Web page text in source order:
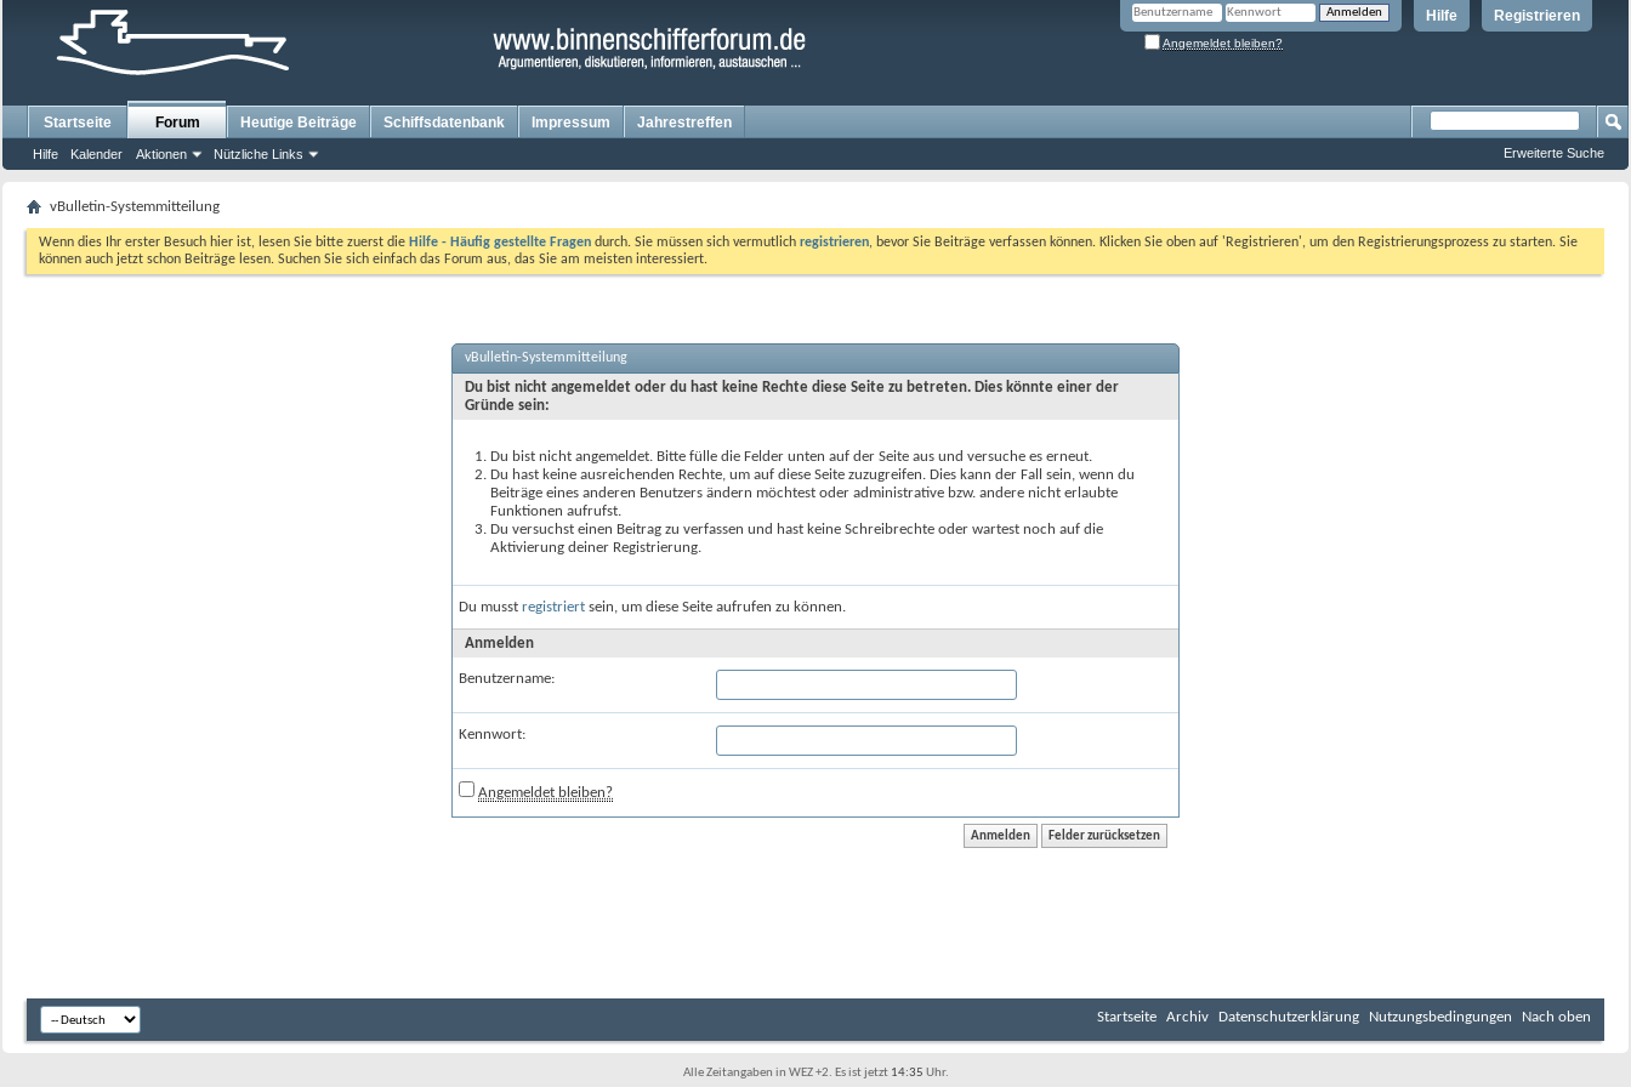
Registrieren
Hilfe
Angemeldet bleiben?
Startseite Forum
Hilfe Kalender Aktionen Nützliche Links
Heutige Beiträge Schiffsdatenbank Impressum Jahrestreffen
Erweiterte Suche
vBulletin-Systemmitteilung
Wenn dies Ihr erster Besuch hier ist, lesen Sie bitte zuerst die Hilfe - Häufig gestellte Fragen durch. Sie müssen sich vermutlich registrieren, bevor Sie Beiträge verfassen können. Klicken Sie oben auf 'Registrieren', um den Registrierungsprozess zu starten. Sie
können auch jetzt schon Beiträge lesen. Suchen Sie sich einfach das Forum aus, das Sie am meisten interessiert.
vBulletin-Systemmitteilung
Du bist nicht angemeldet oder du hast keine Rechte diese Seite zu betreten. Dies könnte einer der
Gründe sein:
Du bist nicht angemeldet. Bitte fülle die Felder unten auf der Seite aus und versuche es erneut.
Du hast keine ausreichenden Rechte, um auf diese Seite zuzugreifen. Dies kann der Fall sein, wenn du
Beiträge eines anderen Benutzers ändern möchtest oder administrative bzw. andere nicht erlaubte
Funktionen aufrufst.
Du versuchst einen Beitrag zu verfassen und hast keine Schreibrechte oder wartest noch auf die
Aktivierung deiner Registrierung.
Du musst registriert sein, um diese Seite aufrufen zu können.
Anmelden
Benutzername:
Kennwort:
Angemeldet bleiben?
Startseite Archiv Datenschutzerklärung Nutzungsbedingungen Nach oben
Alle Zeitangaben in WEZ +2. Es ist jetzt 14:35 Uhr.